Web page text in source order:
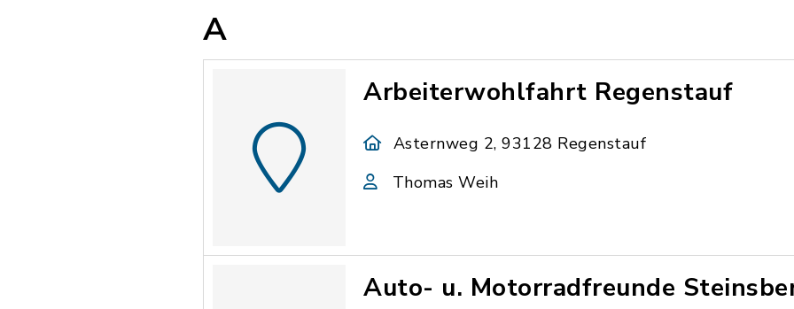
A
Arbeiterwohlfahrt Regenstauf
Asternweg 2, 93128 Regenstauf
Thomas Weih
Auto- u. Motorradfreunde